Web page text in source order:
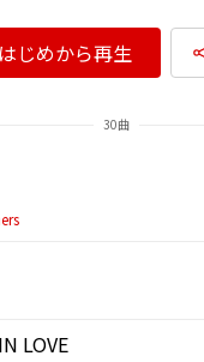
はじめから再生
30曲
LOVE